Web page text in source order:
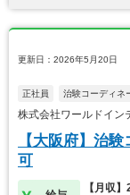
更新日：2026年5月20日
正社員 治験コーディネ
株式会社ワールドイン
【大阪府】治
可
【月収